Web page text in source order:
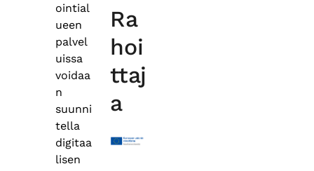
ointial
ueen
palvel
uissa
voidaa
n
suunni
tella
digitaa
lisen
Ra
hoi
ttaj
a